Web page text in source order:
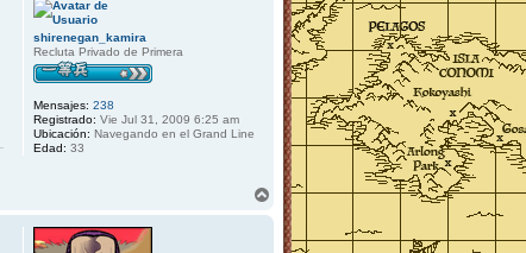
shirenegan_kamira
Recluta Privado de Primera
Mensajes: 238
Registrado: Vie Jul 31, 2009 6:25 am
Ubicación: Navegando en el Grand Line
Edad: 33